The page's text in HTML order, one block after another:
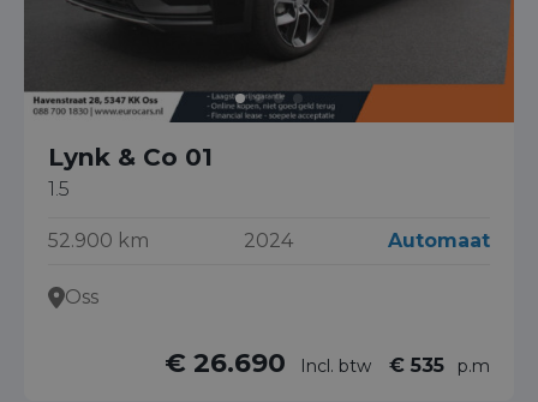
Lynk & Co 01
1.5
52.900 km 2024 Automaat
Oss
€ 26.690 Incl. btw € 535 p.m